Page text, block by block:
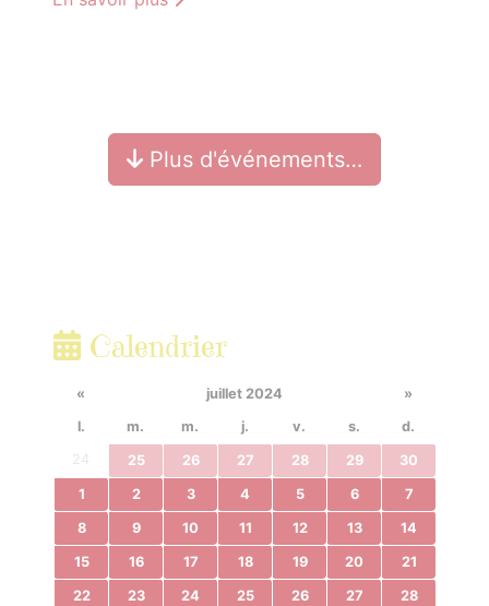
Plus d'événements…
Calendrier
« juillet 2024
»
l.
m. m. j. v. s.
d.
24
25 26 27 28 29 30
1 2 3 4 5 6 7
8 9 10 11 12 13 14
15 16 17 18 19 20 21
22 23 24 25 26 27 28